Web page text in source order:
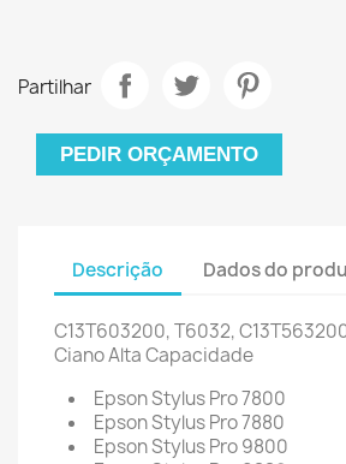
Partilhar
PEDIR ORÇAMENTO
Descrição Dados do
C13T603200, T6032,
CianoAlta Capacidade
Epson Stylus Pro 7800
Epson Stylus Pro 7880
Epson Stylus Pro 9800